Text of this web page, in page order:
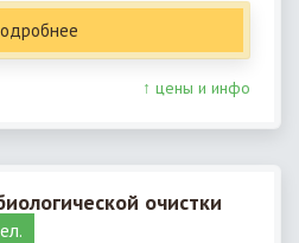
↑ цены и инфо
очистки